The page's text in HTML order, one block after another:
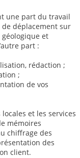
une part du travail
déplacement sur
géologique et
part :
rédaction ;
;
de vos
et les services
mémoires
chiffrage des
des
client.